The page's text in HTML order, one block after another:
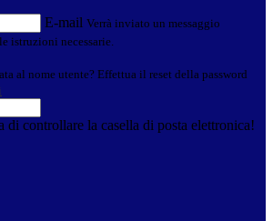
E-mail Verrà inviato un messaggio
istruzioni necessarie.
al nome utente? Effettua il reset della password
di controllare la casella di posta elettronica!